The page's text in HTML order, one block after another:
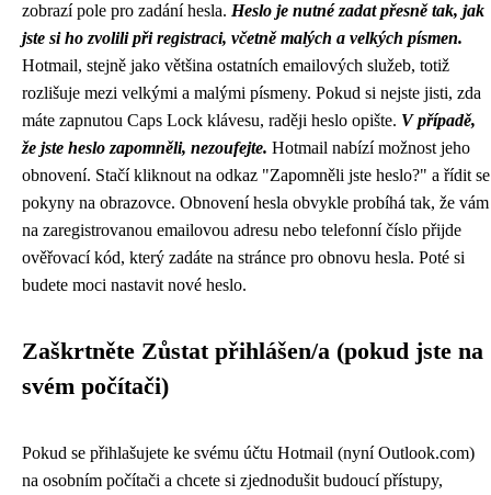
zobrazí pole pro zadání hesla. Heslo je nutné zadat přesně tak, jak
jste si ho zvolili při registraci, včetně malých a velkých písmen.
Hotmail, stejně jako většina ostatních emailových služeb, totiž
rozlišuje mezi velkými a malými písmeny. Pokud si nejste jisti, zda
máte zapnutou Caps Lock klávesu, raději heslo opište. V případě,
že jste heslo zapomněli, nezoufejte. Hotmail nabízí možnost jeho
obnovení. Stačí kliknout na odkaz "Zapomněli jste heslo?" a řídit se
pokyny na obrazovce. Obnovení hesla obvykle probíhá tak, že vám
na zaregistrovanou emailovou adresu nebo telefonní číslo přijde
ověřovací kód, který zadáte na stránce pro obnovu hesla. Poté si
budete moci nastavit nové heslo.
Zaškrtněte Zůstat přihlášen/a (pokud jste na
svém počítači)
Pokud se přihlašujete ke svému účtu Hotmail (nyní Outlook.com)
na osobním počítači a chcete si zjednodušit budoucí přístupy,